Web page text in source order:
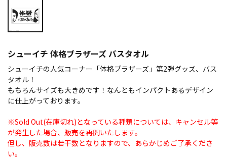
シューイチ 体格ブラザーズ バスタオル
シューイチの人気コーナー「体格ブラザーズ」第2弾グッズ、バス
タオル！
もちろんサイズも大きめです！なんともインパクトあるデザイン
に仕上がっております。
※Sold Out(在庫切れ)となっている種類については、キャンセル等
が発生した場合、販売を再開いたします。
但し、販売数は若干数となりますので、あらかじめご了承くださ
い。